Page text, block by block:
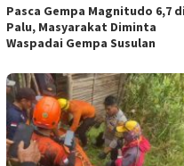
Pasca Gempa Magnitudo 6,7 di
Palu, Masyarakat Diminta
Waspadai Gempa Susulan